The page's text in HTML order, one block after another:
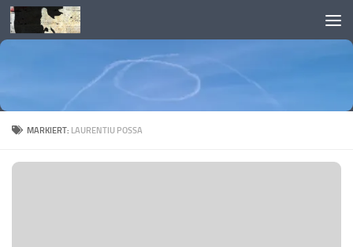
Skip to content
MARKIERT: LAURENTIU POSSA